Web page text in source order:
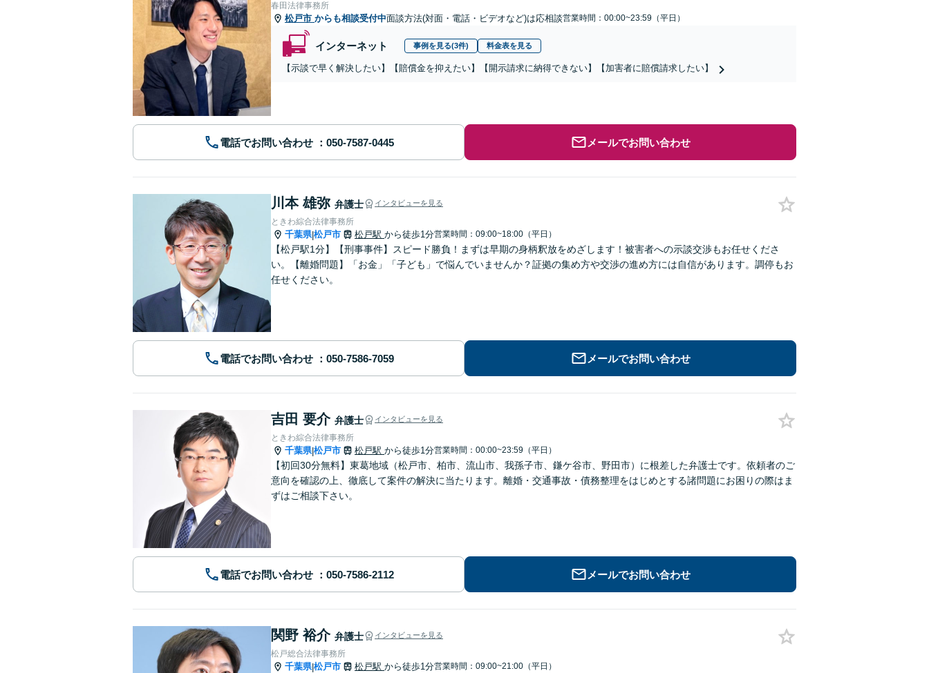
春田法律事務所
松戸市 からも相談受付中面談方法(対面・電話・ビデオなど)は応相談営業時間：00:00~23:59（平日）
インターネット 事例を見る(3件) 料金表を見る
【示談で早く解決したい】【賠償金を抑えたい】【開示請求に納得できない】【加害者に賠償請求したい】
電話でお問い合わせ メールでお問い合わせ
川本 雄弥 弁護士 インタビューを見る
ときわ綜合法律事務所
千葉県|松戸市 松戸駅 から徒歩1分営業時間：09:00~18:00（平日）
【松戸駅1分】【刑事事件】スピード勝負！まずは早期の身柄釈放をめざします！被害者への示談交渉もお任せくださ
い。【離婚問題】「お金」「子ども」で悩んでいませんか？証拠の集め方や交渉の進め方には自信があります。調停もお
任せください。
電話でお問い合わせ メールでお問い合わせ
吉田 要介 弁護士 インタビューを見る
ときわ綜合法律事務所
千葉県|松戸市 松戸駅 から徒歩1分営業時間：00:00~23:59（平日）
【初回30分無料】東葛地域（松戸市、柏市、流山市、我孫子市、鎌ケ谷市、野田市）に根差した弁護士です。依頼者のご
意向を確認の上、徹底して案件の解決に当たります。離婚・交通事故・債務整理をはじめとする諸問題にお困りの際はま
ずはご相談下さい。
電話でお問い合わせ メールでお問い合わせ
関野 裕介 弁護士 インタビューを見る
松戸総合法律事務所
千葉県|松戸市 松戸駅 から徒歩1分営業時間：09:00~21:00（平日）